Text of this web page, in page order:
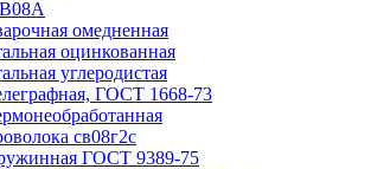
омедненная
оцинкованная
углеродистая
ГОСТ 1668-73
св08г2с
ГОСТ 9389-75